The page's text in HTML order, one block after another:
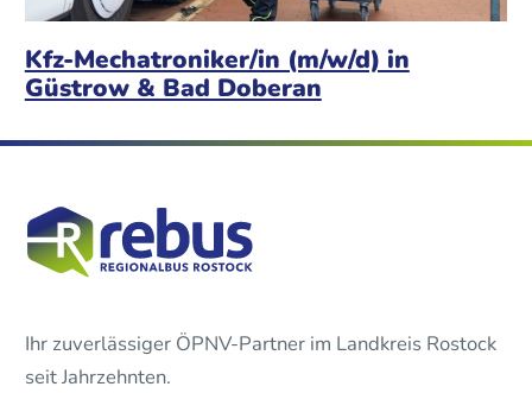
Kfz-Mechatroniker/in (m/w/d) in
Güstrow & Bad Doberan
Ihr zuverlässiger ÖPNV-Partner im Landkreis Rostock
seit Jahrzehnten.